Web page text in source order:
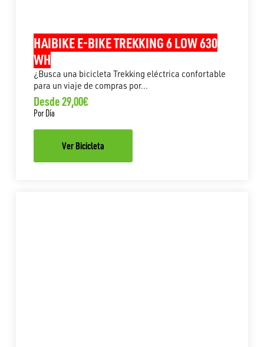
HAIBIKE E-BIKE TREKKING 6 LOW 630
WH
¿Busca una bicicleta Trekking eléctrica confortable
para un viaje de compras por...
Desde 29,00€
Por Día
Ver Bicicleta